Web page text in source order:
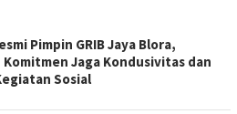
Pimpin GRIB Jaya Blora,
Komitmen Jaga Kondusivitas dan
Sosial